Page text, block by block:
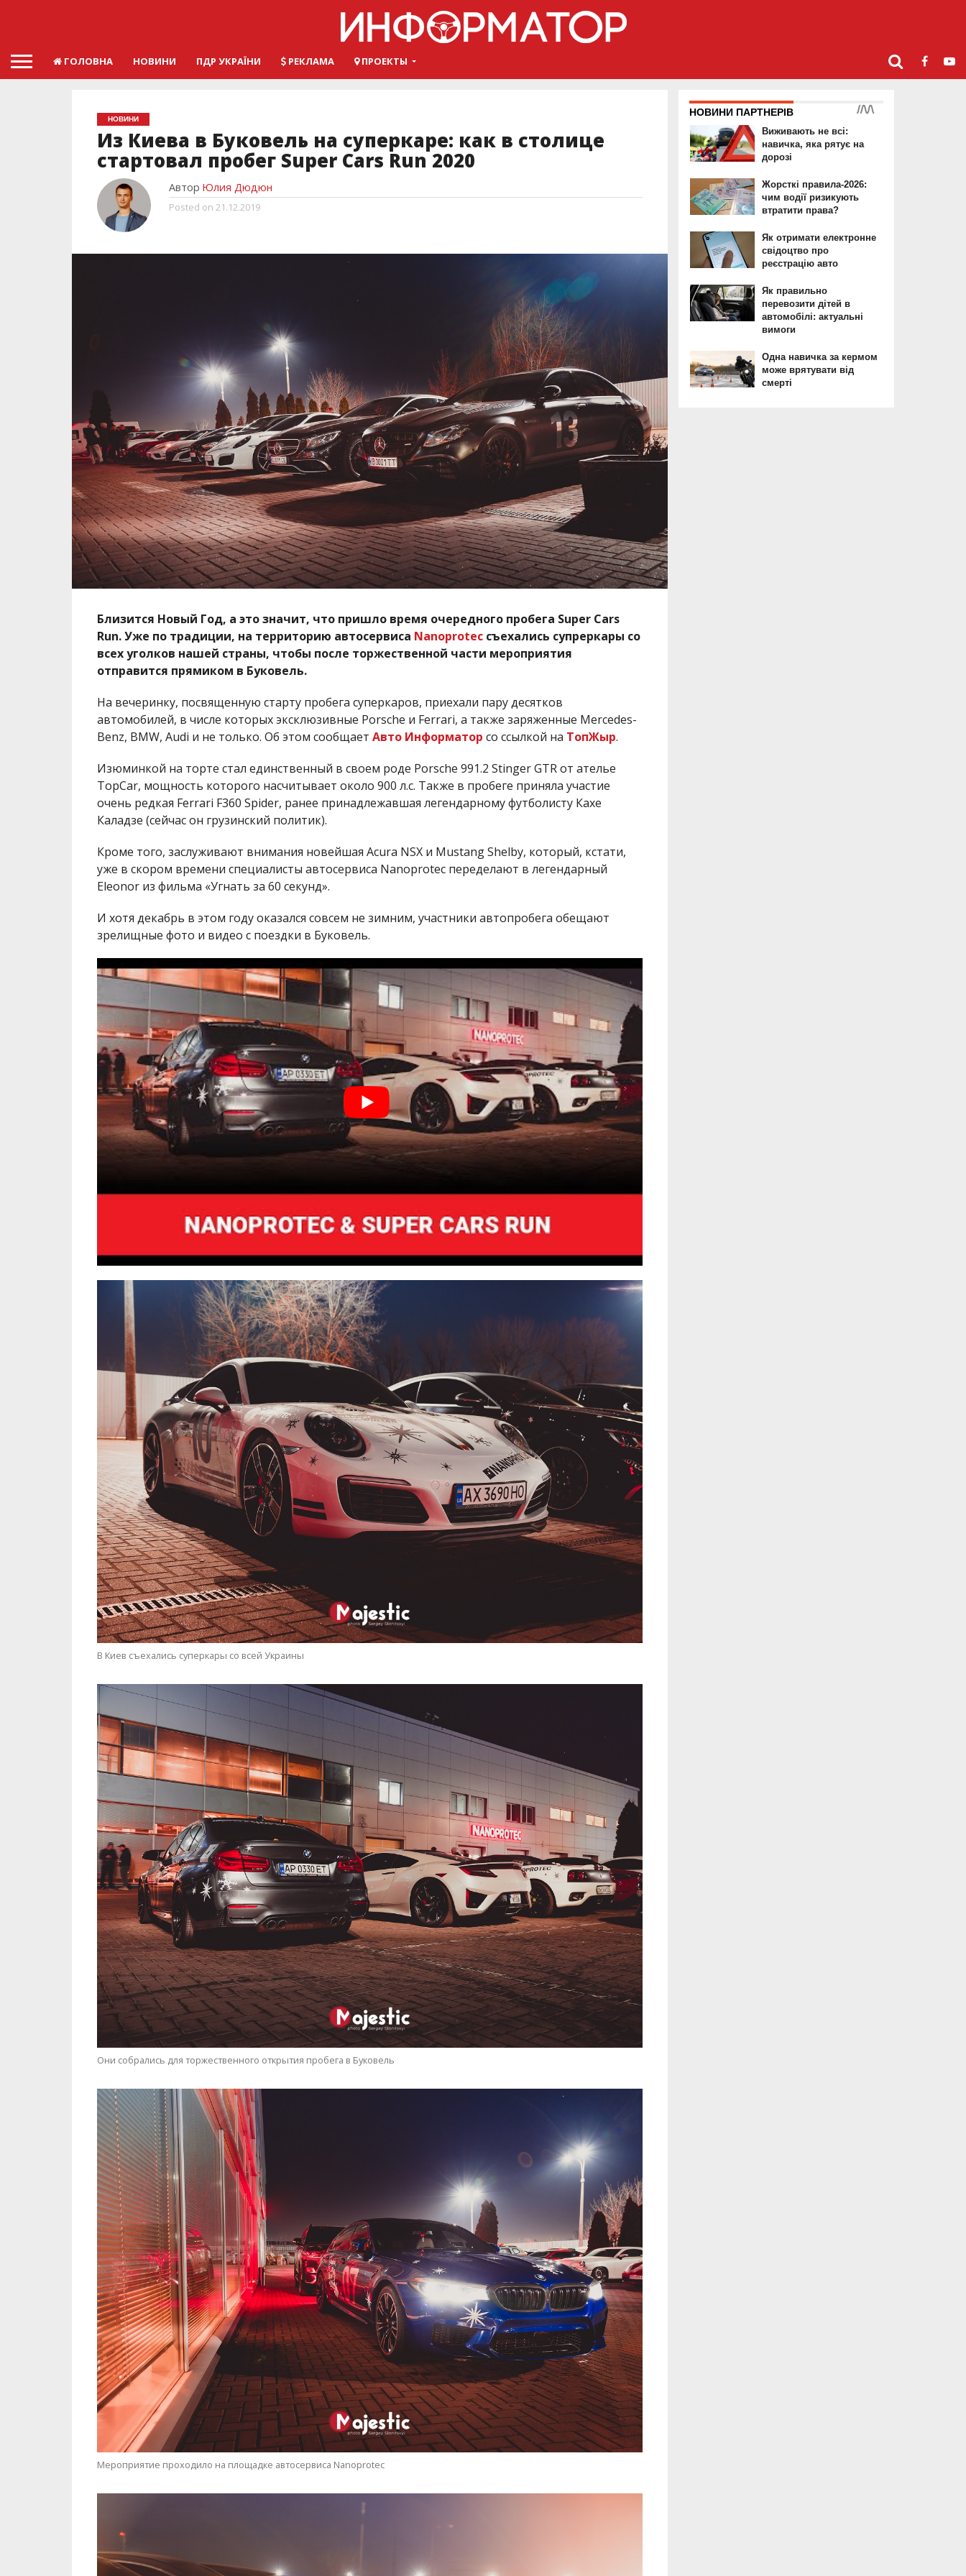
ГОЛОВНА НОВИНИ ПДР УКРАЇНИ РЕКЛАМА ПРОЕКТЫ
НОВИНИ
Из Киева в Буковель на суперкаре: как в столице
стартовал пробег Super Cars Run 2020
Автор Юлия Дюдюн
Posted on 21.12.2019
Близится Новый Год, а это значит, что пришло время очередного пробега Super Cars
Run. Уже по традиции, на территорию автосервиса Nanoprotecсъехались супреркары со
всех уголков нашей страны, чтобы после торжественной части мероприятия
отправится прямиком в Буковель.
На вечеринку, посвященную старту пробега суперкаров, приехали пару десятков
автомобилей, в числе которых эксклюзивные Porsche и Ferrari, а также заряженные Mercedes-
Benz, BMW, Audi и не только. Об этом сообщает Авто Информатор со ссылкой на ТопЖыр.
Изюминкой на торте стал единственный в своем роде Porsche 991.2 Stinger GTR от ателье
TopCar, мощность которого насчитывает около 900 л.с. Также в пробеге приняла участие
очень редкая Ferrari F360 Spider, ранее принадлежавшая легендарному футболисту Кахе
Каладзе (сейчас он грузинский политик).
Кроме того, заслуживают внимания новейшая Acura NSX и Mustang Shelby, который, кстати,
уже в скором времени специалисты автосервиса Nanoprotec переделают в легендарный
Eleonor из фильма «Угнать за 60 секунд».
И хотя декабрь в этом году оказался совсем не зимним, участники автопробега обещают
зрелищные фото и видео с поездки в Буковель.
В Киев съехались суперкары со всей Украины
Они собрались для торжественного открытия пробега в Буковель
Мероприятие проходило на площадке автосервиса Nanoprotec